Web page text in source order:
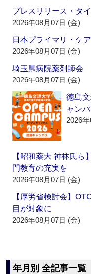
プレスリリース・タ
2026年08月07日 (金)
日本プライマリ・
2026年08月07日 (金)
埼玉県病院薬剤師
2026年08月07日 (金)
徳島
ャン
2026
【昭和薬大 神林氏ら
門教育の充実を
2026年08月07日 (金)
【厚労省検討会】
目が対象に
2026年08月07日 (金)
年月別 全記事一覧